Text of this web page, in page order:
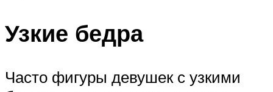
Узкие бедра
Часто фигуры девушек с узкими